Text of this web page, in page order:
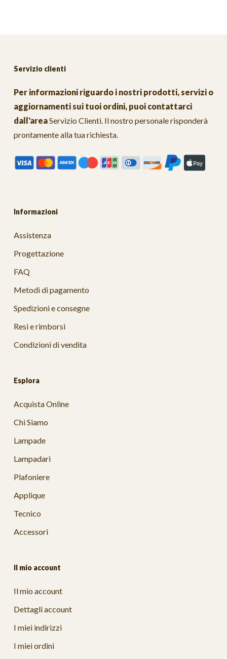
Servizio clienti
Per informazioni riguardo i nostri prodotti, servizi o
aggiornamenti sui tuoi ordini, puoi contattarci
dall'areaServizio Clienti. Il nostro personale risponderà
prontamente alla tua richiesta.
Informazioni
Assistenza
Progettazione
FAQ
Metodi di pagamento
Spedizioni e consegne
Resi e rimborsi
Condizioni di vendita
Esplora
Acquista Online
Chi Siamo
Lampade
Lampadari
Plafoniere
Applique
Tecnico
Accessori
Il mio account
Il mio account
Dettagli account
I miei indirizzi
I miei ordini